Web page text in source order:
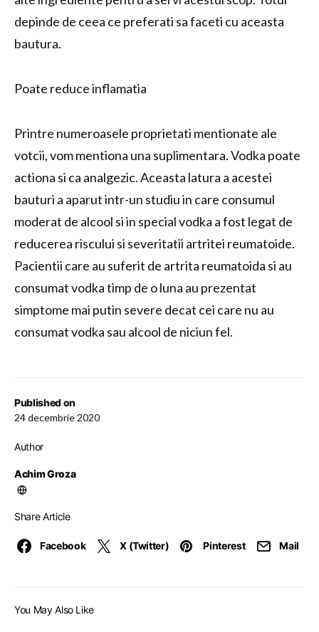
Published on
24 decembrie 2020
Author
Achim Groza
Share Article
Facebook X (Twitter) Pinterest Mail
depinde de ceea ce preferati sa faceti cu aceasta
bautura.
Poate reduce inflamatia
Printre numeroasele proprietati mentionate ale
votcii, vom mentiona una suplimentara. Vodka poate
actiona si ca analgezic. Aceasta latura a acestei
bauturi a aparut intr-un studiu in care consumul
moderat de alcool si in special vodka a fost legat de
reducerea riscului si severitatii artritei reumatoide.
Pacientii care au suferit de artrita reumatoida si au
consumat vodka timp de o luna au prezentat
simptome mai putin severe decat cei care nu au
consumat vodka sau alcool de niciun fel.
You May Also Like